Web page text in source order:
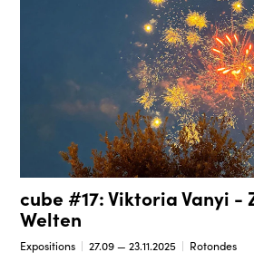
cube #17: Viktoria Vanyi -
Welten
Expositions 27.09 — 23.11.2025 Rotondes